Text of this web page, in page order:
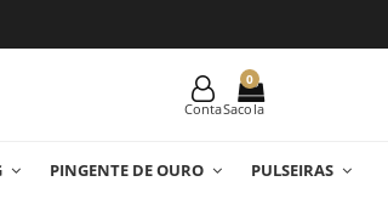
Conta
0
PINGENTE DE OURO PULSEIRAS